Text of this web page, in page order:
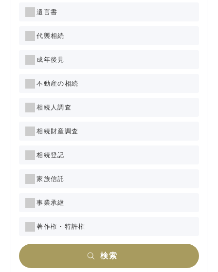
遺言書
代襲相続
成年後見
不動産の相続
相続人調査
相続財産調査
相続登記
家族信託
事業承継
著作権・特許権
検索